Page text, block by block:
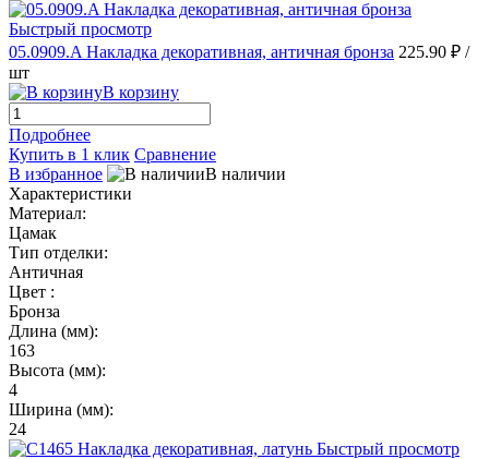
Быстрый просмотр
05.0909.A Накладка декоративная, античная бронза 225.90 ₽ /
шт
В корзину
Подробнее
Купить в 1 клик Сравнение
В избранное
В наличии
Характеристики
Материал:
Цамак
Тип отделки:
Античная
Цвет :
Бронза
Длина (мм):
163
Высота (мм):
4
Ширина (мм):
24
Быстрый просмотр